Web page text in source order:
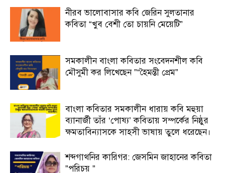
নীরব ভালোবাসার কবি জেরিন সুলতানার
কবিতা “খুব বেশী তো চায়নি মেয়েটি”
সমকালীন বাংলা কবিতার সংবেদনশীল কবি
মৌসুমী কর লিখেছেন ”“হৈমন্তী প্রেম”
বাংলা কবিতার সমকালীন ধারায় কবি মহুয়া
ব্যানার্জী তাঁর ‘পোষ্য’ কবিতায় সম্পর্কের নিষ্ঠুর
ক্ষমতাবিন্যাসকে সাহসী ভাষায় তুলে ধরেছেন।
শব্দগাথনির কারিগর: জেসমিন জাহানের কবিতা
”পরিচয় ”